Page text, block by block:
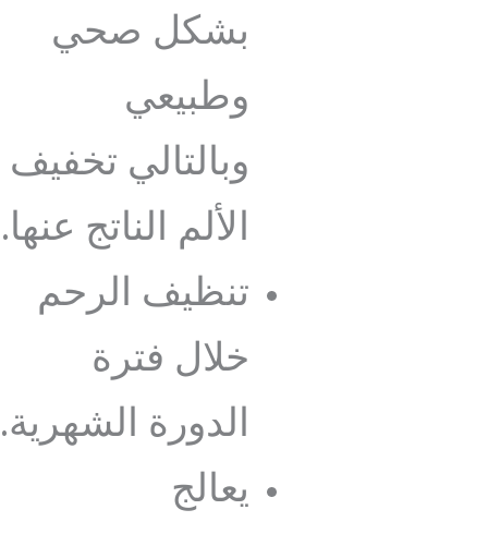
بشكل صحي
وطبيعي
وبالتالي تخفيف
الألم الناتج عنها.
تنظيف الرحم
خلال فترة
الدورة الشهرية.
يعالج